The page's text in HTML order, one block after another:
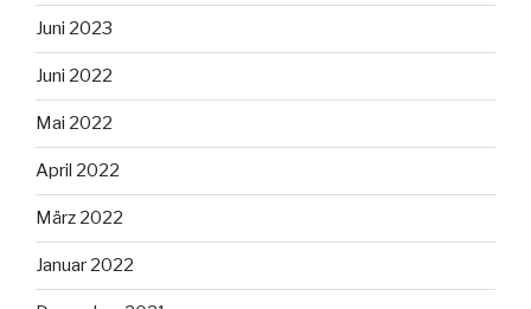
Juni 2023
Juni 2022
Mai 2022
April 2022
März 2022
Januar 2022